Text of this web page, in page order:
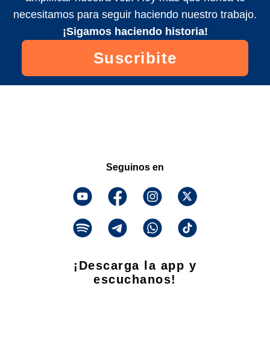
necesitamos para seguir haciendo nuestro trabajo.
¡Sigamos haciendo historia!
Suscribite
Seguinos en
¡Descarga la app y
escuchanos!